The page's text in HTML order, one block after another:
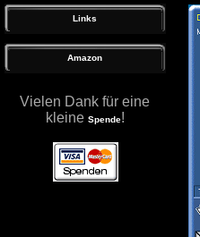
Links
Amazon
Vielen Dank für eine
kleine Spende!